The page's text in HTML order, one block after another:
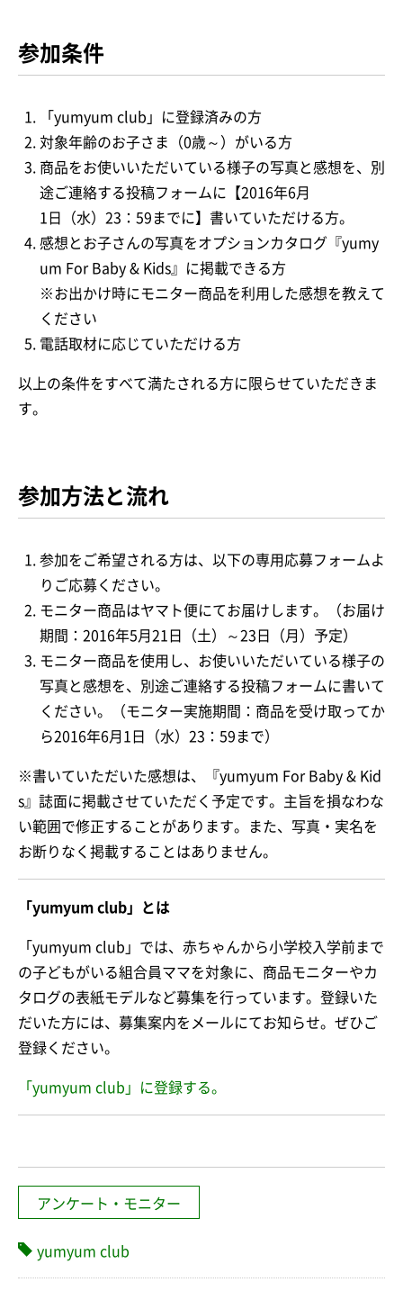
参加条件
「yumyum club」に登録済みの方
対象年齢のお子さま（0歳～）がいる方
商品をお使いいただいている様子の写真と感想を、別
途ご連絡する投稿フォームに【2016年6月
1日（水）23：59までに】書いていただける方。
感想とお子さんの写真をオプションカタログ『yumy
um For Baby & Kids』に掲載できる方
※お出かけ時にモニター商品を利用した感想を教えて
ください
電話取材に応じていただける方
以上の条件をすべて満たされる方に限らせていただきま
す。
参加方法と流れ
参加をご希望される方は、以下の専用応募フォームよ
りご応募ください。
モニター商品はヤマト便にてお届けします。（お届け
期間：2016年5月21日（土）～23日（月）予定）
モニター商品を使用し、お使いいただいている様子の
写真と感想を、別途ご連絡する投稿フォームに書いて
ください。（モニター実施期間：商品を受け取ってか
ら2016年6月1日（水）23：59まで）
※書いていただいた感想は、『yumyum For Baby & Kid
s』誌面に掲載させていただく予定です。主旨を損なわな
い範囲で修正することがあります。また、写真・実名を
お断りなく掲載することはありません。
「yumyum club」とは
「yumyum club」では、赤ちゃんから小学校入学前まで
の子どもがいる組合員ママを対象に、商品モニターやカ
タログの表紙モデルなど募集を行っています。登録いた
だいた方には、募集案内をメールにてお知らせ。ぜひご
登録ください。
「yumyum club」に登録する。
アンケート・モニター
yumyum club